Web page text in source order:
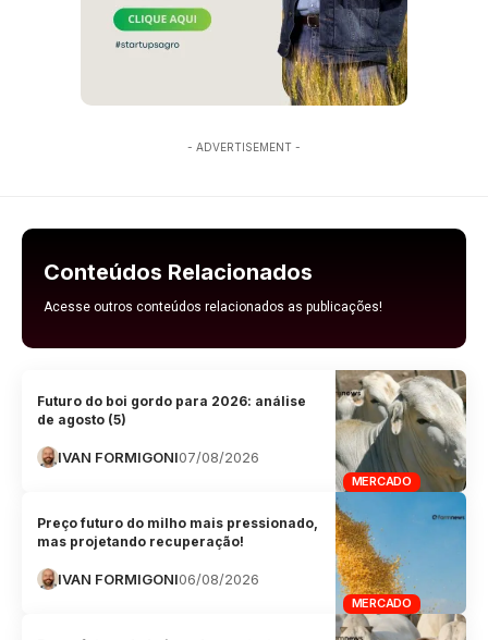
- ADVERTISEMENT -
Conteúdos Relacionados
Acesse outros conteúdos relacionados as publicações!
MERCADO
Futuro do boi gordo para 2026: análise
de agosto (5)
IVAN FORMIGONI07/08/2026
MERCADO
Preço futuro do milho mais pressionado,
mas projetando recuperação!
IVAN FORMIGONI06/08/2026